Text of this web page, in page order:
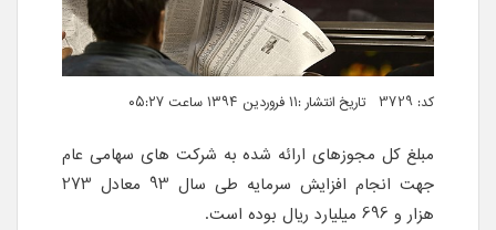
کد: 3729 تاریخ انتشار :۱۱ فروردین ۱۳۹۴ ساعت ۰۵:۲۷
مبلغ کل مجوزهای ارائه شده به شرکت های سهامی عام
جهت انجام افزایش سرمایه طی سال 93 معادل 273
هزار و 696 میلیارد ریال بوده است.